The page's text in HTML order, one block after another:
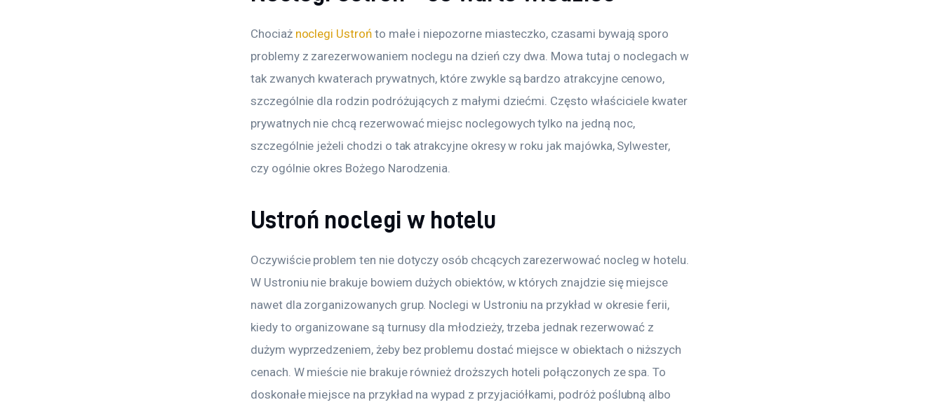
Chociaż noclegi Ustroń to małe i niepozorne miasteczko, czasami bywają sporo
problemy z zarezerwowaniem noclegu na dzień czy dwa. Mowa tutaj o noclegach w
tak zwanych kwaterach prywatnych, które zwykle są bardzo atrakcyjne cenowo,
szczególnie dla rodzin podróżujących z małymi dziećmi. Często właściciele kwater
prywatnych nie chcą rezerwować miejsc noclegowych tylko na jedną noc,
szczególnie jeżeli chodzi o tak atrakcyjne okresy w roku jak majówka, Sylwester,
czy ogólnie okres Bożego Narodzenia.
Ustroń noclegi w hotelu
Oczywiście problem ten nie dotyczy osób chcących zarezerwować nocleg w hotelu.
W Ustroniu nie brakuje bowiem dużych obiektów, w których znajdzie się miejsce
nawet dla zorganizowanych grup. Noclegi w Ustroniu na przykład w okresie ferii,
kiedy to organizowane są turnusy dla młodzieży, trzeba jednak rezerwować z
dużym wyprzedzeniem, żeby bez problemu dostać miejsce w obiektach o niższych
cenach. W mieście nie brakuje również droższych hoteli połączonych ze spa. To
doskonałe miejsce na przykład na wypad z przyjaciółkami, podróż poślubną albo